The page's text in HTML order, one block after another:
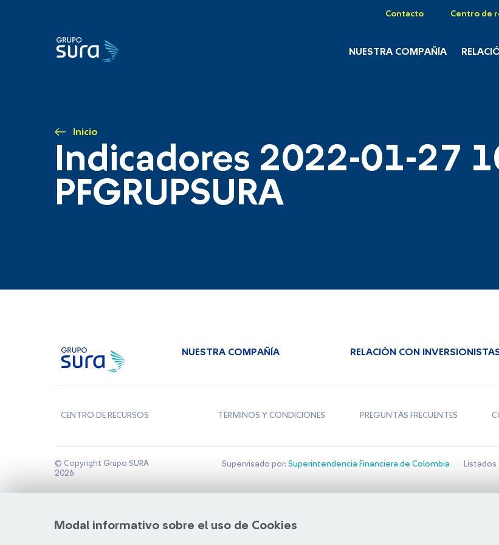
Contacto Centro de
NUESTRA COMPAÑÍA
Inicio
Indicadores 2022-01-27
PFGRUPSURA
Modal informativo sobre el uso de Cookies
NUESTRA COMPAÑÍA RELACIÓN CON
CENTRO DE RECURSOS TÉRMINOS Y CONDICIONES PREGUNTAS FRECUENTES
© Copyright Grupo SURA
2026
Supervisado por: Superintendencia Financiera de Colombia Listados